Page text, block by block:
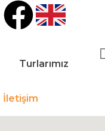
Turlarımız
İletişim